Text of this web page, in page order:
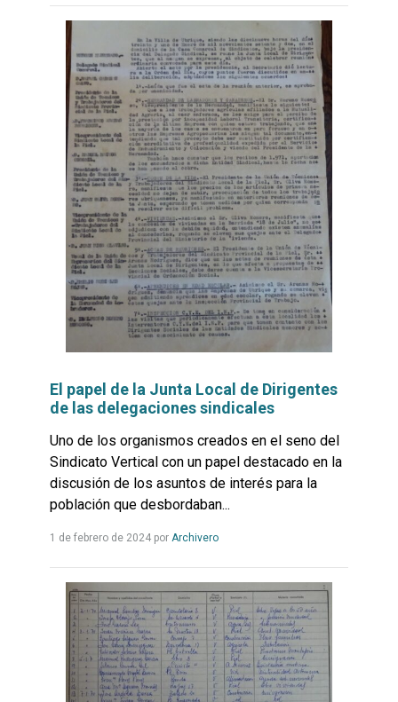
El papel de la Junta Local de Dirigentes
de las delegaciones sindicales
Uno de los organismos creados en el seno del
Sindicato Vertical con un papel destacado en la
discusión de los asuntos de interés para la
población que desbordaban...
1 de febrero de 2024por ArchiveroLeer